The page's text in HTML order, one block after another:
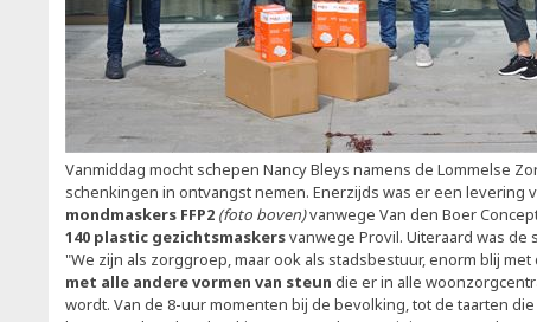
Vanmiddag mocht schepen Nancy Bleys namens de Lommelse
schenkingen in ontvangst nemen. Enerzijds was er een levering
mondmaskers FFP2 (foto boven)vanwege Van den Boer
140 plastic gezichtsmaskersvanwege Provil. Uiteraard was de
"We zijn als zorggroep, maar ook als stadsbestuur, enorm blij
met alle andere vormen van steun die er in alle
wordt. Van de 8-uur momenten bij de bevolking, tot de taarten